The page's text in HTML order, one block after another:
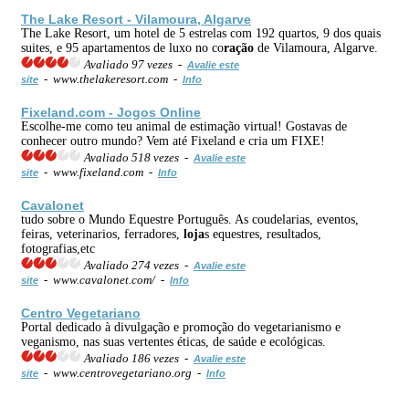
The Lake Resort - Vilamoura, Algarve
The Lake Resort, um hotel de 5 estrelas com 192 quartos, 9 dos quais
suites, e 95 apartamentos de luxo no coração de Vilamoura, Algarve.
Avaliado 97 vezes - Avalie este
site - www.thelakeresort.com - Info
Fixeland.com - Jogos Online
Escolhe-me como teu animal de estimação virtual! Gostavas de
conhecer outro mundo? Vem até Fixeland e cria um FIXE!
Avaliado 518 vezes - Avalie este
site - www.fixeland.com - Info
Cavalonet
tudo sobre o Mundo Equestre Português. As coudelarias, eventos,
feiras, veterinarios, ferradores, lojas equestres, resultados,
fotografias,etc
Avaliado 274 vezes - Avalie este
site - www.cavalonet.com/ - Info
Centro Vegetariano
Portal dedicado à divulgação e promoção do vegetarianismo e
veganismo, nas suas vertentes éticas, de saúde e ecológicas.
Avaliado 186 vezes - Avalie este
site - www.centrovegetariano.org - Info